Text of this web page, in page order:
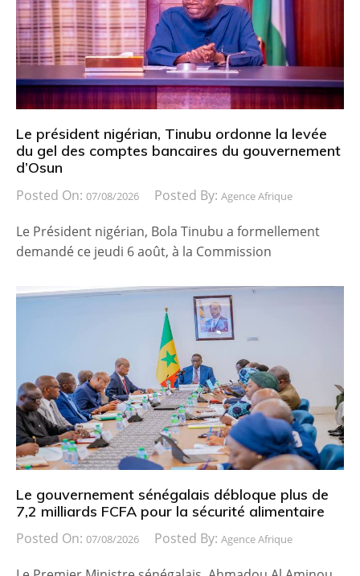
Le président nigérian, Tinubu ordonne la levée
du gel des comptes bancaires du gouvernement
d’Osun
Posted On: 07/08/2026 Posted By: Agence Afrique
Le Président nigérian, Bola Tinubu a formellement
demandé ce jeudi 6 août, à la Commission
Le gouvernement sénégalais débloque plus de
7,2 milliards FCFA pour la sécurité alimentaire
Posted On: 07/08/2026 Posted By: Agence Afrique